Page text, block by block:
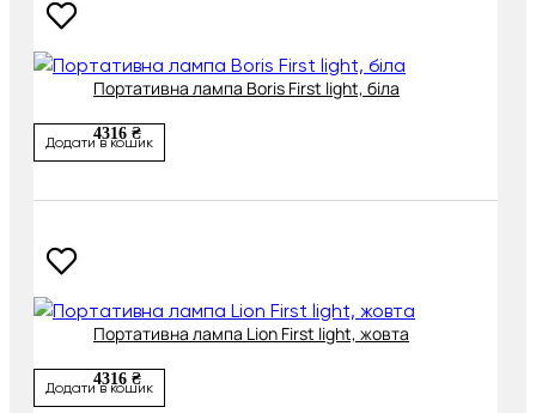
Портативна лампа Boris First light, біла
4316 ₴
Додати в кошик
Портативна лампа Lion First light, жовта
4316 ₴
Додати в кошик